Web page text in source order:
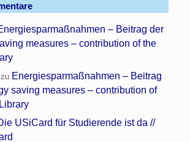
– Beitrag der
measures – contribution of the
zu Energiesparmaßnahmen – Beitrag
saving measures – contribution of
USiCard für Studierende ist da //